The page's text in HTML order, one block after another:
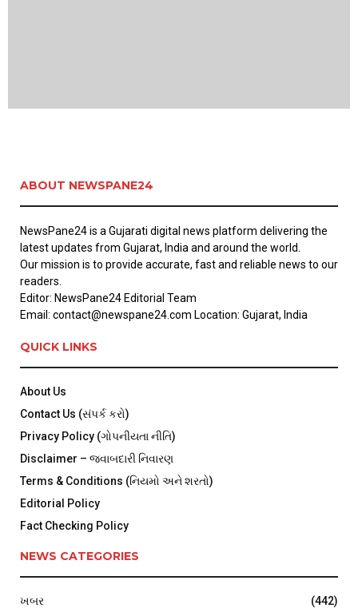
ABOUT NEWSPANE24
NewsPane24 is a Gujarati digital news platform delivering the
latest updates from Gujarat, India and around the world.
Our mission is to provide accurate, fast and reliable news to our
readers.
Editor: NewsPane24 Editorial Team
Email: contact@newspane24.com Location: Gujarat, India
QUICK LINKS
About Us
Contact Us (સંપર્ક કરો)
Privacy Policy (ગોપનીયતા નીતિ)
Disclaimer – જવાબદારી નિવારણ
Terms & Conditions (નિયમો અને શરતો)
Editorial Policy
Fact Checking Policy
NEWS CATEGORIES
ખબર
(442)